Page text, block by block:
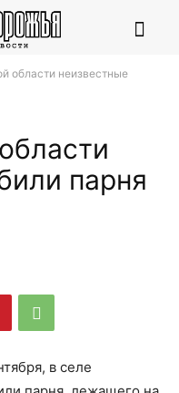
области неизвестные
парня
в селе